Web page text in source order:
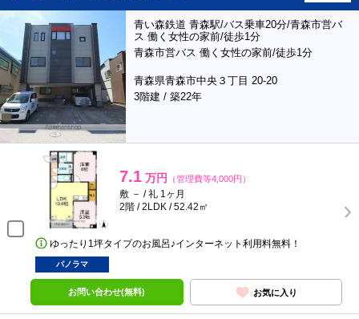
青い森鉄道 青森駅/バス乗車20分/青森市営バ
ス 働く女性の家前/徒歩1分
青森市営バス 働く女性の家前/徒歩1分
青森県青森市中央３丁目 20-20
3階建 / 築22年
7.1 万円 （管理費等4,000円）
敷 － / 礼 1ヶ月
2階 / 2LDK / 52.42㎡
ゆったり1坪タイプのお風呂♪インターネット利用料無料！
パノラマ
お問い合わせ(無料) お気に入り